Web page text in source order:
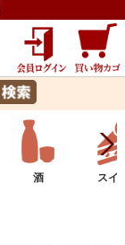
グルメ
スイーツ フル